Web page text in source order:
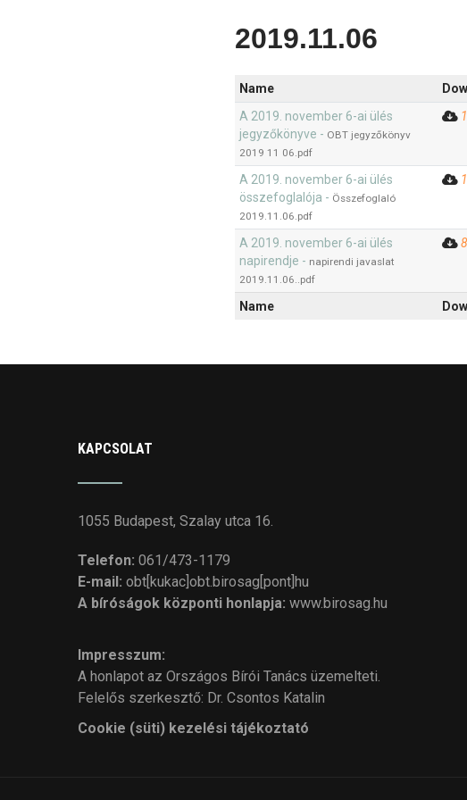
2019.11.06
Name
Name
A 2019. november 6-ai ülés
jegyzőkönyve - OBT jegyzőkönyv
2019 11 06.pdf
A 2019. november 6-ai ülés
összefoglalója - Összefoglaló
2019.11.06.pdf
A 2019. november 6-ai ülés
napirendje - napirendi javaslat
2019.11.06..pdf
KAPCSOLAT
1055 Budapest, Szalay utca 16.
Telefon: 061/473-1179
E-mail: obt[kukac]obt.birosag[pont]hu
A bíróságok központi honlapja: www.birosag.hu
Impresszum:
A honlapot az Országos Bírói Tanács üzemelteti.
Felelős szerkesztő: Dr. Csontos Katalin
Cookie (süti) kezelési tájékoztató